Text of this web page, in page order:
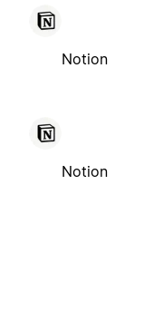
Notion
Notion